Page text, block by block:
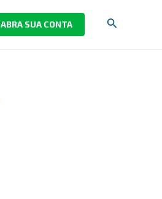
ABRA SUA CONTA Pesquisar